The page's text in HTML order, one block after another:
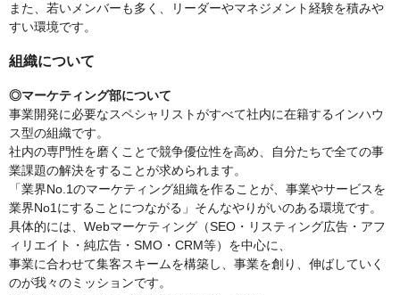
また、若いメンバーも多く、リーダーやマネジメント経験を積みや
すい環境です。
組織について
◎マーケティング部について
事業開発に必要なスペシャリストがすべて社内に在籍するインハウ
ス型の組織です。
社内の専門性を磨くことで競争優位性を高め、自分たちで全ての事
業課題の解決をすることが求められます。
「業界No.1のマーケティング組織を作ることが、事業やサービスを
業界No1にすることにつながる」そんなやりがいのある環境です。
具体的には、Webマーケティング（SEO・リスティング広告・アフ
ィリエイト・純広告・SMO・CRM等）を中心に、
事業に合わせて集客スキームを構築し、事業を創り、伸ばしていく
のが我々のミッションです。